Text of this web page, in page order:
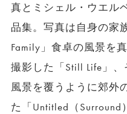
真とミシェル・ウエル
品集。写真は自身の家
Family」食卓の風景を
撮影した「Still Life」
風景を覆うように郊外
た「Untitled（Surround